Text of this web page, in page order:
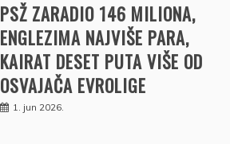
PSŽ ZARADIO 146 MILIONA,
ENGLEZIMA NAJVIŠE PARA,
KAIRAT DESET PUTA VIŠE OD
OSVAJAČA EVROLIGE
1. jun 2026.